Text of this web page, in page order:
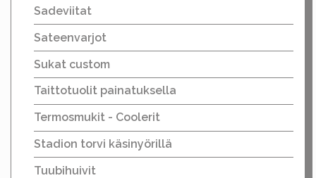
Sadeviitat
Sateenvarjot
Sukat custom
Taittotuolit painatuksella
Termosmukit - Coolerit
Stadion torvi käsinyörillä
Tuubihuivit